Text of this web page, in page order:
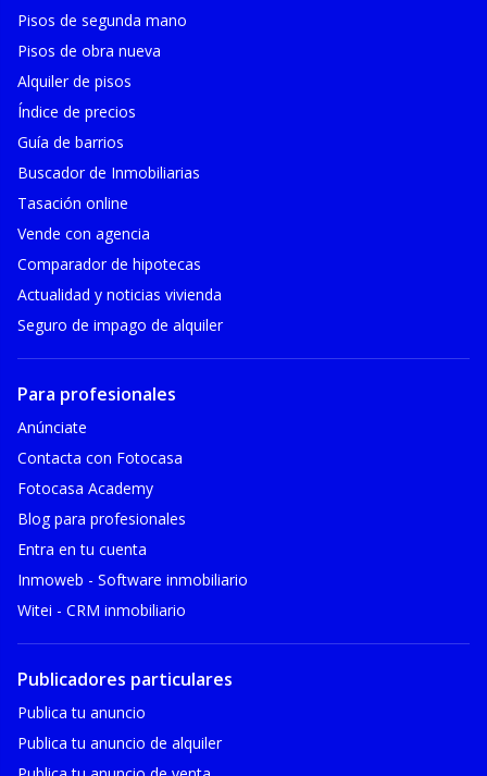
Pisos de segunda mano
Pisos de obra nueva
Alquiler de pisos
Índice de precios
Guía de barrios
Buscador de Inmobiliarias
Tasación online
Vende con agencia
Comparador de hipotecas
Actualidad y noticias vivienda
Seguro de impago de alquiler
Para profesionales
Anúnciate
Contacta con Fotocasa
Fotocasa Academy
Blog para profesionales
Entra en tu cuenta
Inmoweb - Software inmobiliario
Witei - CRM inmobiliario
Publicadores particulares
Publica tu anuncio
Publica tu anuncio de alquiler